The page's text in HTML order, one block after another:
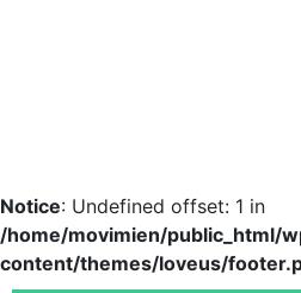
Notice: Undefined offset: 1 in
/home/movimien/public_html/
content/themes/loveus/